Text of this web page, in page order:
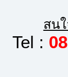
สน
Tel :